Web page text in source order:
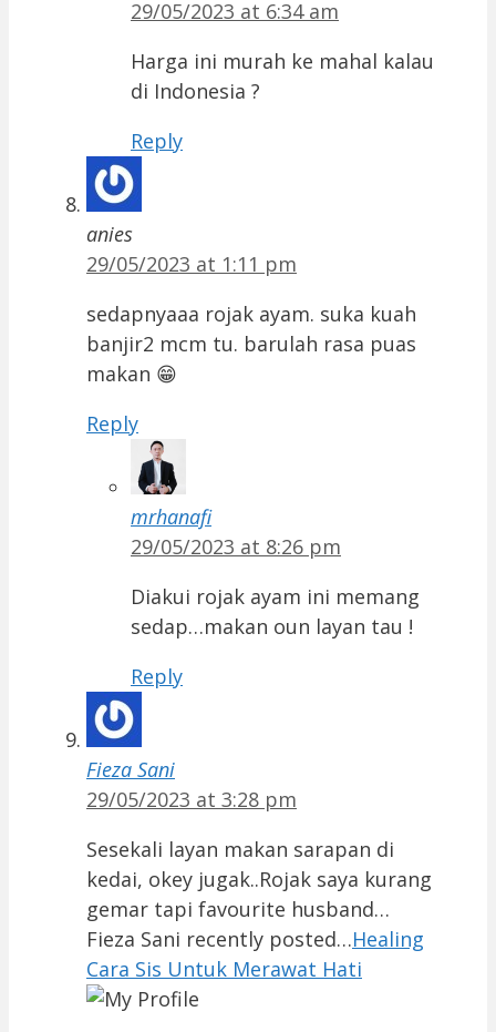
29/05/2023 at 6:34 am
Harga ini murah ke mahal kalau
di Indonesia ?
Reply
anies
29/05/2023 at 1:11 pm
sedapnyaaa rojak ayam. suka kuah
banjir2 mcm tu. barulah rasa puas
makan 😁
Reply
mrhanafi
29/05/2023 at 8:26 pm
Diakui rojak ayam ini memang
sedap…makan oun layan tau !
Reply
Fieza Sani
29/05/2023 at 3:28 pm
Sesekali layan makan sarapan di
kedai, okey jugak..Rojak saya kurang
gemar tapi favourite husband…
Fieza Sani recently posted…Healing
Cara Sis Untuk Merawat Hati